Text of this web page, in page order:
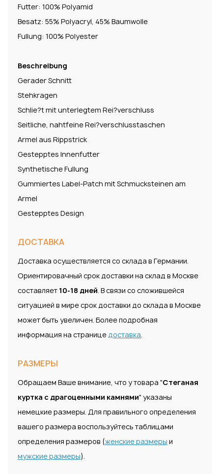
Futter: 100% Polyamid
Besatz: 55% Polyacryl, 45% Baumwolle
Fullung: 100% Polyester
Beschreibung
Gerader Schnitt
Stehkragen
Schlie?t mit unterlegtem Rei?verschluss
Seitliche, nahtfeine Rei?verschlusstaschen
Armel aus Rippstrick
Gestepptes Innenfutter
Synthetische Fullung
Gummiertes Label-Patch mit Schmucksteinen am
Armel
Gestepptes Design
ДОСТАВКА
Доставка осуществляется со склада в Германии.
Ориентировачный срок доставки на склад в Москве
составляет 10-18 дней. В связи со сложившейся
ситуацией в мире срок доставки до склада в Москве
может быть увеличен. Более подробная
информация на страницедоставка.
РАЗМЕРЫ
Обращаем Ваше внимание, что у товара "Стеганая
куртка с драгоценными камнями" указаны
немецкие размеры. Для правильного определения
вашего размера воспользуйтесь таблицами
определения размеров (женские размеры и
мужские размеры).